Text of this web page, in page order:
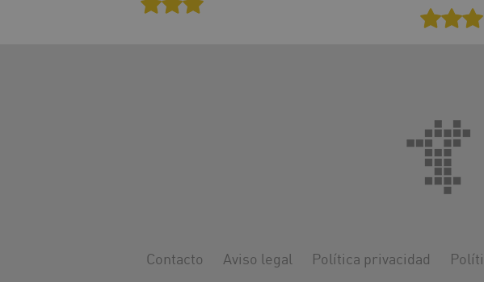
Contacto Aviso legal Política privacidad